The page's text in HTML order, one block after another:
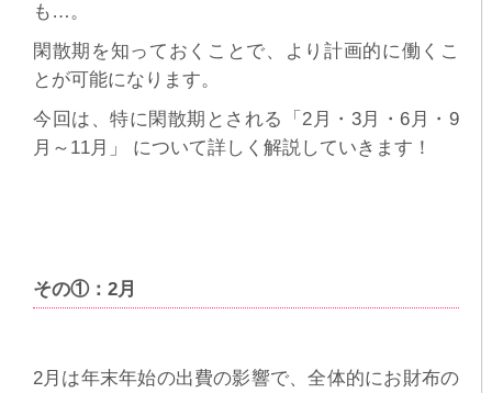
も…。
閑散期を知っておくことで、より計画的に働くこ
とが可能になります。
今回は、特に閑散期とされる「2月・3月・6月・9
月～11月」 について詳しく解説していきます！
その①：2月
2月は年末年始の出費の影響で、全体的にお財布の